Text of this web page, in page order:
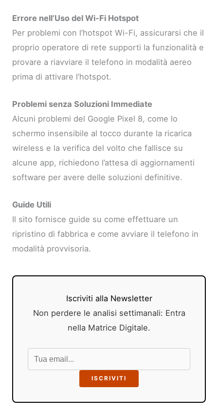
Errore nell’Uso del Wi-Fi Hotspot
Per problemi con l’hotspot Wi-Fi, assicurarsi che il
proprio operatore di rete supporti la funzionalità e
provare a riavviare il telefono in modalità aereo
prima di attivare l’hotspot.
Problemi senza Soluzioni Immediate
Alcuni problemi del Google Pixel 8, come lo
schermo insensibile al tocco durante la ricarica
wireless e la verifica del volto che fallisce su
alcune app, richiedono l’attesa di aggiornamenti
software per avere delle soluzioni definitive.
Guide Utili
Il sito fornisce guide su come effettuare un
ripristino di fabbrica e come avviare il telefono in
modalità provvisoria.
Iscriviti alla Newsletter
Non perdere le analisi settimanali: Entra
nella Matrice Digitale.
ISCRIVITI